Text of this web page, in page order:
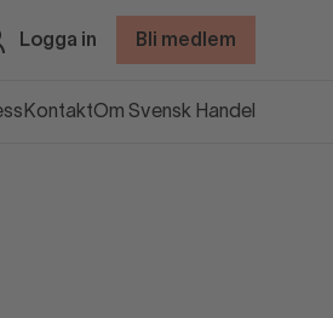
Logga in Bli medlem
KontaktOm Svensk Handel